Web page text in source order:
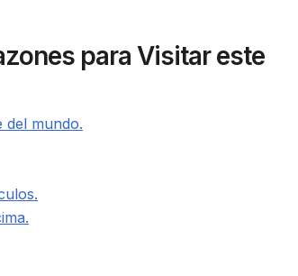
para Visitar este
del mundo.